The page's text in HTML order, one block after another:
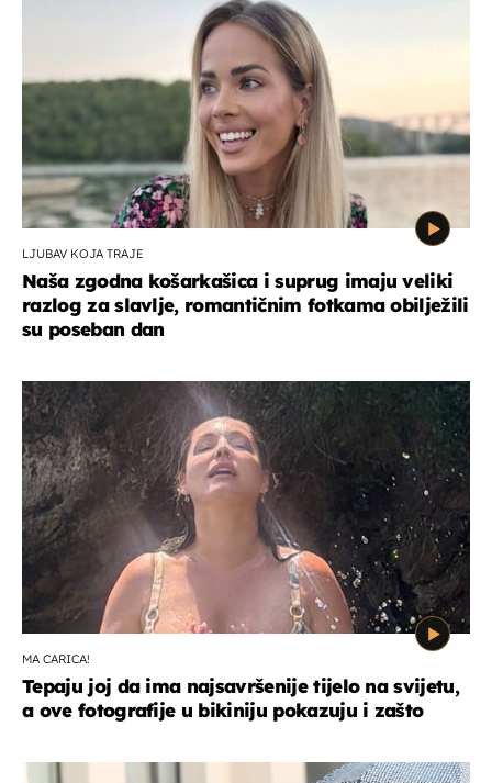
LJUBAV KOJA TRAJE
Naša zgodna košarkašica i suprug imaju veliki
razlog za slavlje, romantičnim fotkama obilježili
su poseban dan
MA CARICA!
Tepaju joj da ima najsavršenije tijelo na svijetu,
a ove fotografije u bikiniju pokazuju i zašto